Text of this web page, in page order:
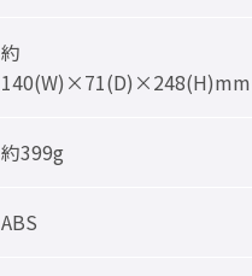
約
140(W)×71(D)×248(H)mm
約399g
ABS